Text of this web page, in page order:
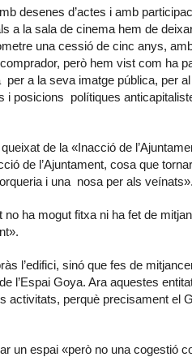
desenes d’actes i amb
a la sala de cinema hem de
una cessió de cinc anys,
però hem vist com ha
a la seva imatge pública, per
i posicions polítiques
de la «Inacció de
de l’Ajuntament, cosa que
i una nosa per als veínats».
no ha mogut fitxa ni ha fet de
l’edifici, sinó que fes de
l’Espai Goya. Ara aquestes
activitats, perquè precisament el
un espai «però no una cogestió